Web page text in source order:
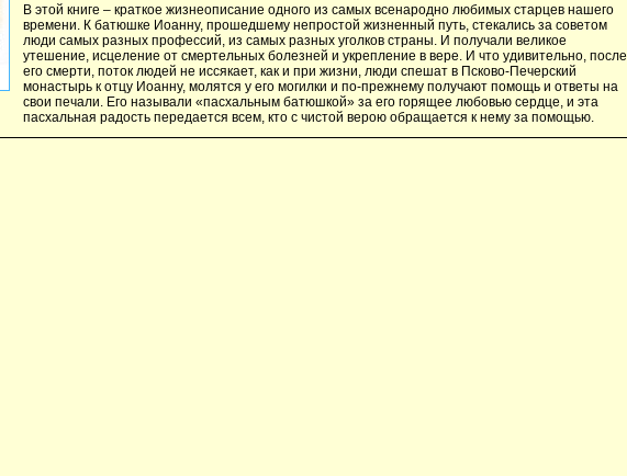
В этой книге – краткое жизнеописание одного из самых всенародно любимых старцев нашего
времени. К батюшке Иоанну, прошедшему непростой жизненный путь, стекались за советом
люди самых разных профессий, из самых разных уголков страны. И получали великое
утешение, исцеление от смертельных болезней и укрепление в вере. И что удивительно, после
его смерти, поток людей не иссякает, как и при жизни, люди спешат в Псково-Печерский
монастырь к отцу Иоанну, молятся у его могилки и по-прежнему получают помощь и ответы на
свои печали. Его называли «пасхальным батюшкой» за его горящее любовью сердце, и эта
пасхальная радость передается всем, кто с чистой верою обращается к нему за помощью.